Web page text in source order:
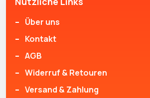
Über uns
Kontakt
AGB
Widerruf & Retouren
Versand & Zahlung